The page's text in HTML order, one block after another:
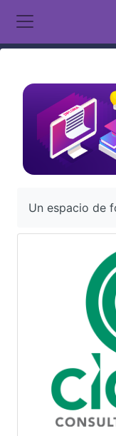
Un espacio de